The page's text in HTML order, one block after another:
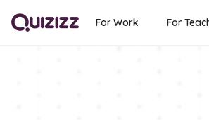
For Work For